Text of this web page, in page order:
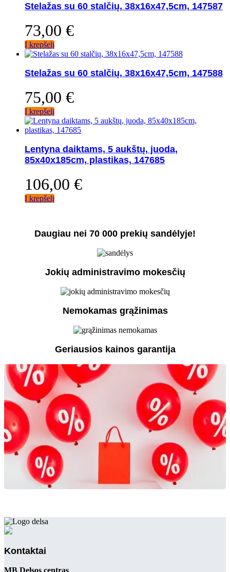
Stelažas su 60 stalčių, 38x16x47,5cm, 147587
73,00 €
Į krepšelį
Stelažas su 60 stalčių, 38x16x47,5cm, 147588
75,00 €
Į krepšelį
Lentyna daiktams, 5 aukštų, juoda,
85x40x185cm, plastikas, 147685
106,00 €
Į krepšelį
Daugiau nei 70 000 prekių sandėlyje!
Jokių administravimo mokesčių
Nemokamas grąžinimas
Geriausios kainos garantija
Kontaktai
MB Delsos centras